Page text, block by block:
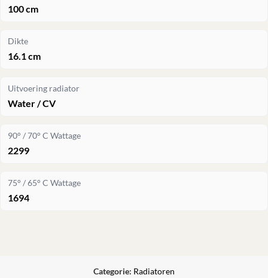
100 cm
Dikte
16.1 cm
Uitvoering radiator
Water / CV
90° / 70° C Wattage
2299
75° / 65° C Wattage
1694
Categorie: Radiatoren